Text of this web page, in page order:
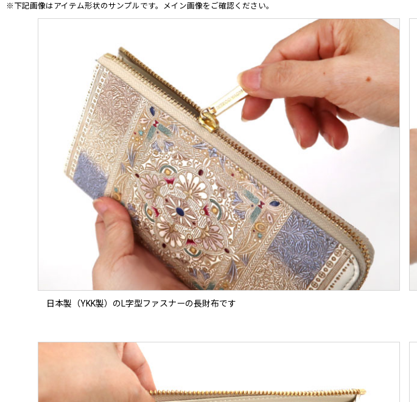
※下記画像はアイテム形状のサンプルです。メイン画像をご確認ください。
日本製（YKK製）のL字型ファスナーの長財布です